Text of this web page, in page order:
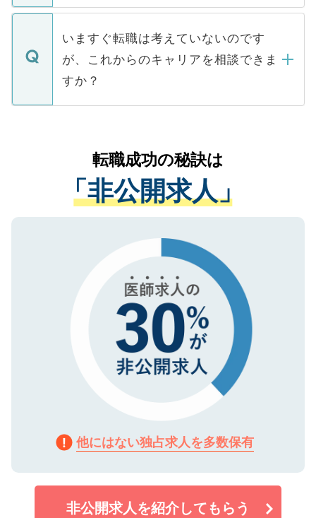
関を公にしてしまうと、応募が殺到する場
に、医療機関が求める条件に合った人材の
みを人材紹介会社に依頼するケースが増え
ています。
定を承諾する必要はありません。内定先へ
の辞退の連絡はキャリアパートナーが行い
個人情報が漏えいすることはありませんの
で、ご安心ください。当サイトからの登録
などで収集したご登録者様の個人情報は、
ご本人のキャリアアップおよび転職活動の
支援を目的に使用いたします。お預かりし
ているすべての個人データはご本人の許可
は、個人情報の取り扱いについての厳密な
管理基準を満たした事業者のみに付与され
る、プライバシーマークを取得済みです。
で、機密保持に関してもご安心ください。
いますぐ転職は考えていないのです
が、これからのキャリアを相談できま
すか？
かがいして、現在の医療機関の状況や紹介
経験をまじえながら、適切なアドバイスを
させていただきます。すぐにご転職をされ
ない方には、長期的なサポートが可能です
ので、まずはご登録ください。
転職成功の秘訣は
「非公開求人」
他にはない独占求人を多数保有
非公開求人を紹介してもらう